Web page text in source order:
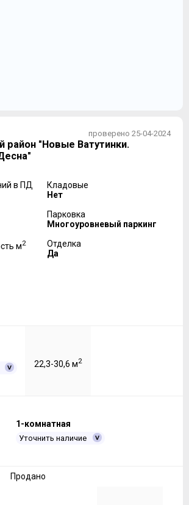
проверено 25-04-2024
район "Новые Ватутинки.
в ПД
м2
Кладовые
Нет
Парковка
Многоуровневый паркинг
Отделка
Да
22,3-30,6 м2
1-комнатная
Уточнить наличие
Продано